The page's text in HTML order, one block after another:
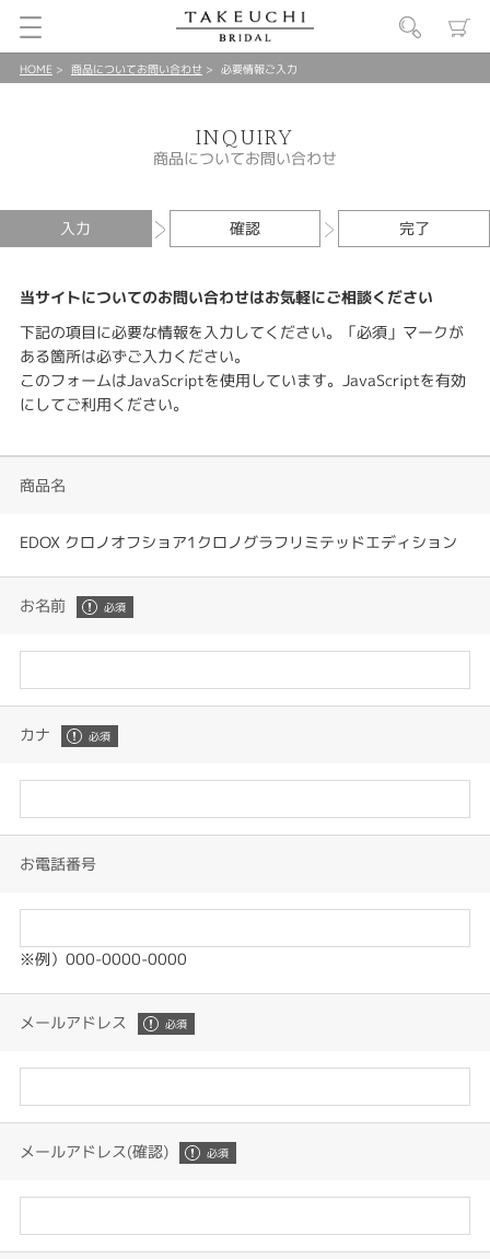
HOME 商品についてお問い合わせ 必要情報ご入力
INQUIRY
商品についてお問い合わせ
入力 確認 完了
当サイトについてのお問い合わせはお気軽にご相談ください
下記の項目に必要な情報を入力してください。「必須」マークが
ある箇所は必ずご入力ください。
このフォームはJavaScriptを使用しています。JavaScriptを有効
にしてご利用ください。
商品名
EDOX クロノオフショア1クロノグラフリミテッドエディション
お名前
カナ
お電話番号
※例）000-0000-0000
メールアドレス
メールアドレス(確認)